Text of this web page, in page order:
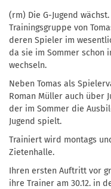
(rm) Die G-Jugend
Trainingsgruppe von
deren Spieler im
da sie im Sommer schon
wechseln.
Neben Tomas als
Roman Müller auch über
der im Sommer die
Jugend spielt.
Trainiert wird montags
Zietenhalle.
Ihren ersten Auftritt vor
ihre Trainer am 30.12. in